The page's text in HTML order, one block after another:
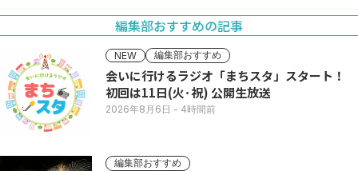
編集部おすすめの記事
NEW 編集部おすすめ
会いに行けるラジオ「まちスタ」スタート！
初回は11日(火･祝) 公開生放送
2026年8月6日 - 4時間前
編集部おすすめ